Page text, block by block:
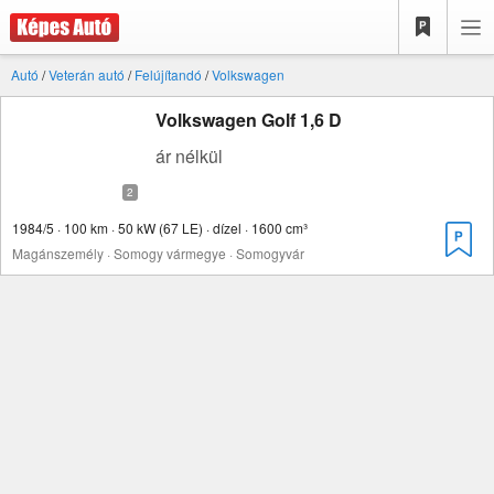
Autó /Veterán autó /Felújítandó /Volkswagen
Volkswagen Golf 1,6 D
ár nélkül
1984/5 · 100 km · 50 kW (67 LE) · dízel · 1600 cm³
Magánszemély · Somogy vármegye · Somogyvár